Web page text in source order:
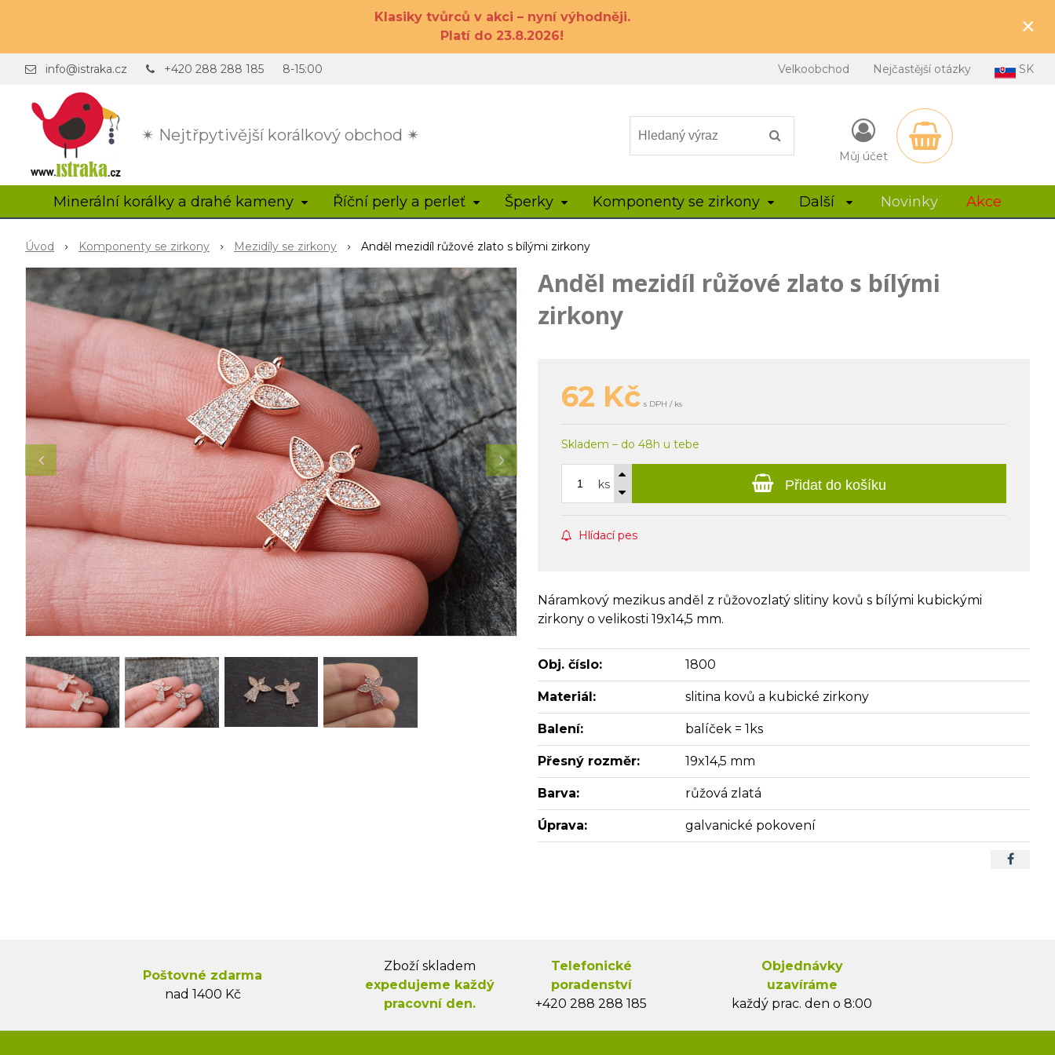
Klasiky tvůrců v akci – nyní výhodněji.
Platí do 23.8.2026!
×
✴ Nejtřpytivější korálkový obchod ✴
info@istraka.cz +420 288 288 185 8-15:00 Velkoobchod Nejčastější otázky SK
Můj účet
Minerální korálky a drahé kameny Říční perly a perleť Šperky Komponenty se zirkony Další Novinky Akce
Úvod Komponenty se zirkony Mezidíly se zirkony Anděl mezidíl růžové zlato s bílými zirkony
Anděl mezidíl růžové zlato s bílými
zirkony
62 Kč s DPH / ks
Skladem – do 48h u tebe
ks Přidat do košíku
Hlídací pes
Náramkový mezikus anděl z růžovozlatý slitiny kovů s bílými kubickými
zirkony o velikosti 19x14,5 mm.
Obj. číslo: 1800
Materiál: slitina kovů a kubické zirkony
Balení: balíček = 1ks
Přesný rozměr: 19x14,5 mm
Barva: růžová zlatá
Úprava: galvanické pokovení
Poštovné zdarma
nad 1400 Kč
Zboží skladem
expedujeme každý
pracovní den.
Telefonické
poradenství
+420 288 288 185
Objednávky
uzavíráme
každý prac. den o 8:00